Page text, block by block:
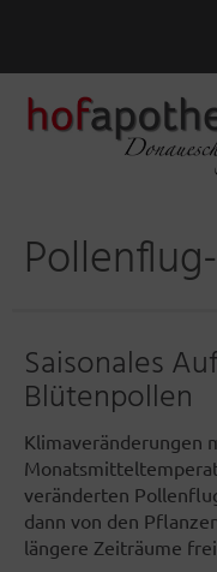
Saisonales
Blütenpollen
Klimaveränderungen
veränderten
dann von den
längere Zeiträume